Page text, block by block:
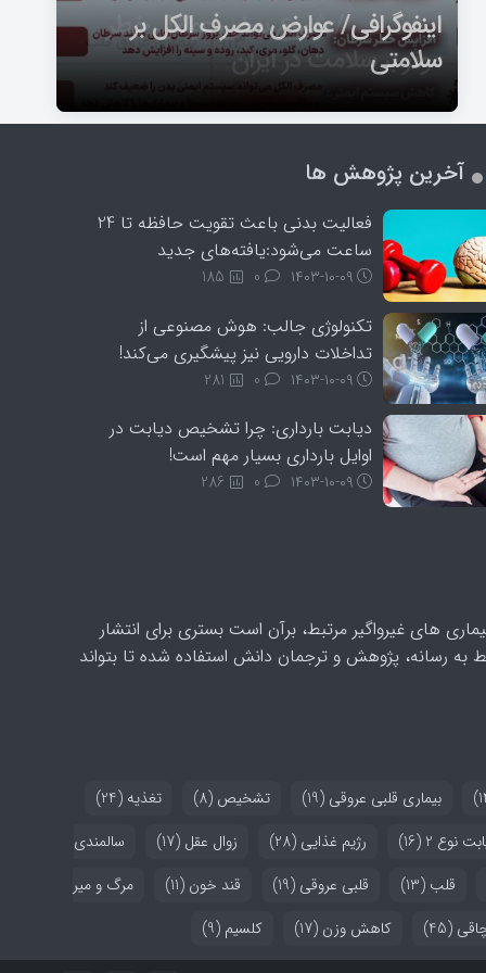
اینفوگرافی/عوارض مراجعه دیرهنگام به
پزشک برای کنترل دیابت
اینفوگرافی / شیوع برخی عوامل خطر
موثر بر سلامت در ایران
اینفوگرافی/ عوارض مصرف الکل بر
سلامتی
1
3
آخرین پژوهش ها
فعالیت بدنی باعث تقویت حافظه تا 24
ساعت می‌شود:یافته‌های جدید
۱۴۰۳-۱۰-۰۹ 0
185
تکنولوژی جالب: هوش مصنوعی از
تداخلات دارویی نیز پیشگیری می‌کند!
۱۴۰۳-۱۰-۰۹ 0
281
دیابت بارداری: چرا تشخیص دیابت در
اوایل بارداری بسیار مهم است!
۱۴۰۳-۱۰-۰۹ 0
286
های غیرواگیر مرتبط، برآن است بستری برای انتشار
به رسانه، پژوهش و ترجمان دانش استفاده شده تا بتواند
بیماری قلبی عروقی (19) تشخیص (8) تغذیه (24)
نوع 2 (16) رژیم غذایی (28) زوال عقل (17)
سالمندی
قلب (13) قلبی عروقی (19) قند خون (11)
مرگ و میر
(45) کاهش وزن (17) کلسیم (9)